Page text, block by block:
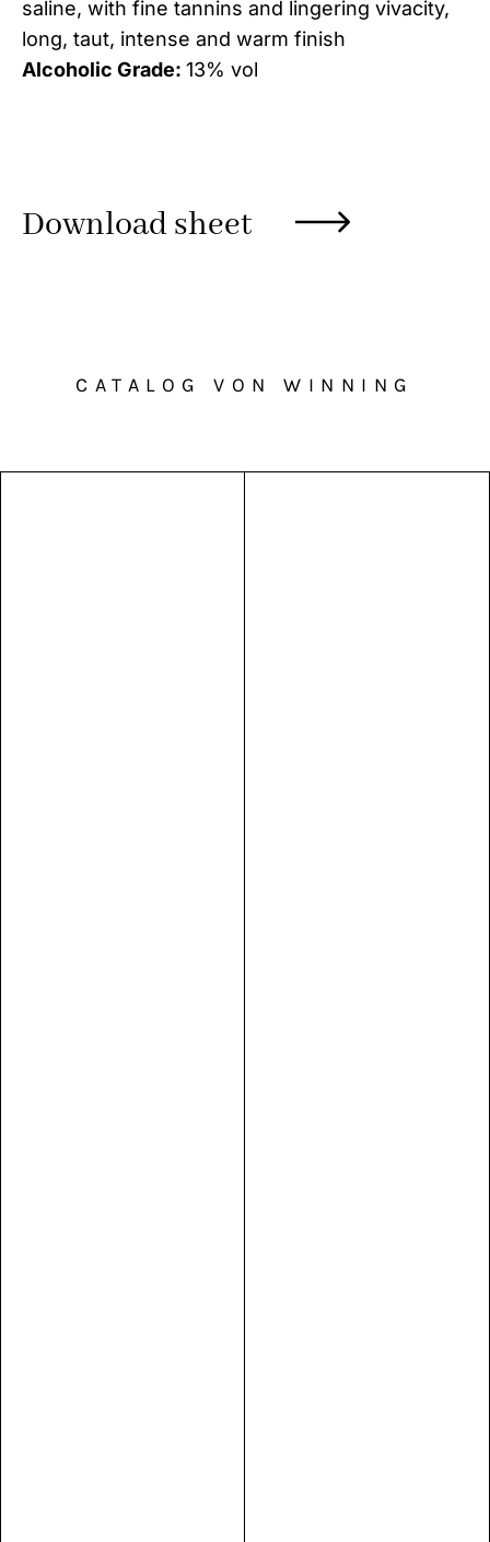
saline, with fine tannins and lingering vivacity,
long, taut, intense and warm finish
Alcoholic Grade: 13% vol
Download sheet
CATALOG VON WINNING